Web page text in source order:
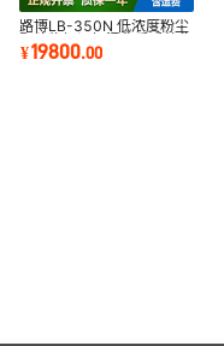
路博LB-350N 低浓度粉尘
颗粒物恒温恒湿称重系统稳
定
¥19800.00